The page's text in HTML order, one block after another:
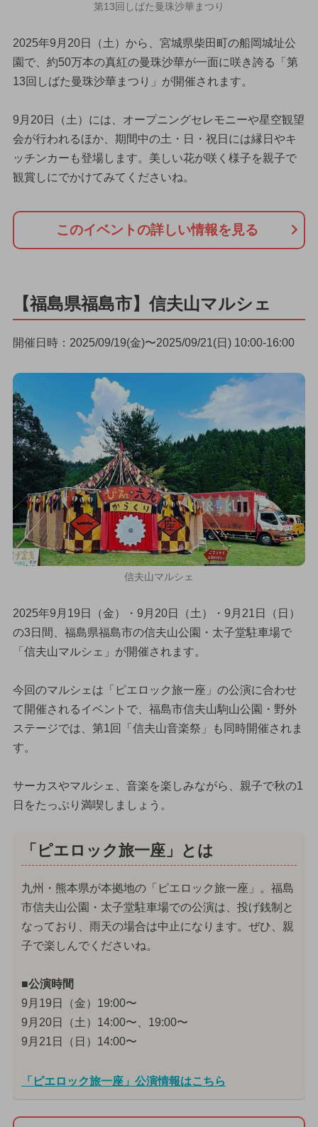
第13回しばた曼珠沙華まつり
2025年9月20日（土）から、宮城県柴田町の船岡城址公
園で、約50万本の真紅の曼珠沙華が一面に咲き誇る「第
13回しばた曼珠沙華まつり」が開催されます。
9月20日（土）には、オープニングセレモニーや星空観望
会が行われるほか、期間中の土・日・祝日には縁日やキ
ッチンカーも登場します。美しい花が咲く様子を親子で
観賞しにでかけてみてくださいね。
このイベントの詳しい情報を見る
【福島県福島市】信夫山マルシェ
開催日時：2025/09/19(金)〜2025/09/21(日) 10:00-16:00
信夫山マルシェ
2025年9月19日（金）・9月20日（土）・9月21日（日）
の3日間、福島県福島市の信夫山公園・太子堂駐車場で
「信夫山マルシェ」が開催されます。
今回のマルシェは「ピエロック旅一座」の公演に合わせ
て開催されるイベントで、福島市信夫山駒山公園・野外
ステージでは、第1回「信夫山音楽祭」も同時開催されま
す。
サーカスやマルシェ、音楽を楽しみながら、親子で秋の1
日をたっぷり満喫しましょう。
「ピエロック旅一座」とは
九州・熊本県が本拠地の「ピエロック旅一座」。福島
市信夫山公園・太子堂駐車場での公演は、投げ銭制と
なっており、雨天の場合は中止になります。ぜひ、親
子で楽しんでくださいね。
■公演時間
9月19日（金）19:00〜
9月20日（土）14:00〜、19:00〜
9月21日（日）14:00〜
「ピエロック旅一座」公演情報はこちら